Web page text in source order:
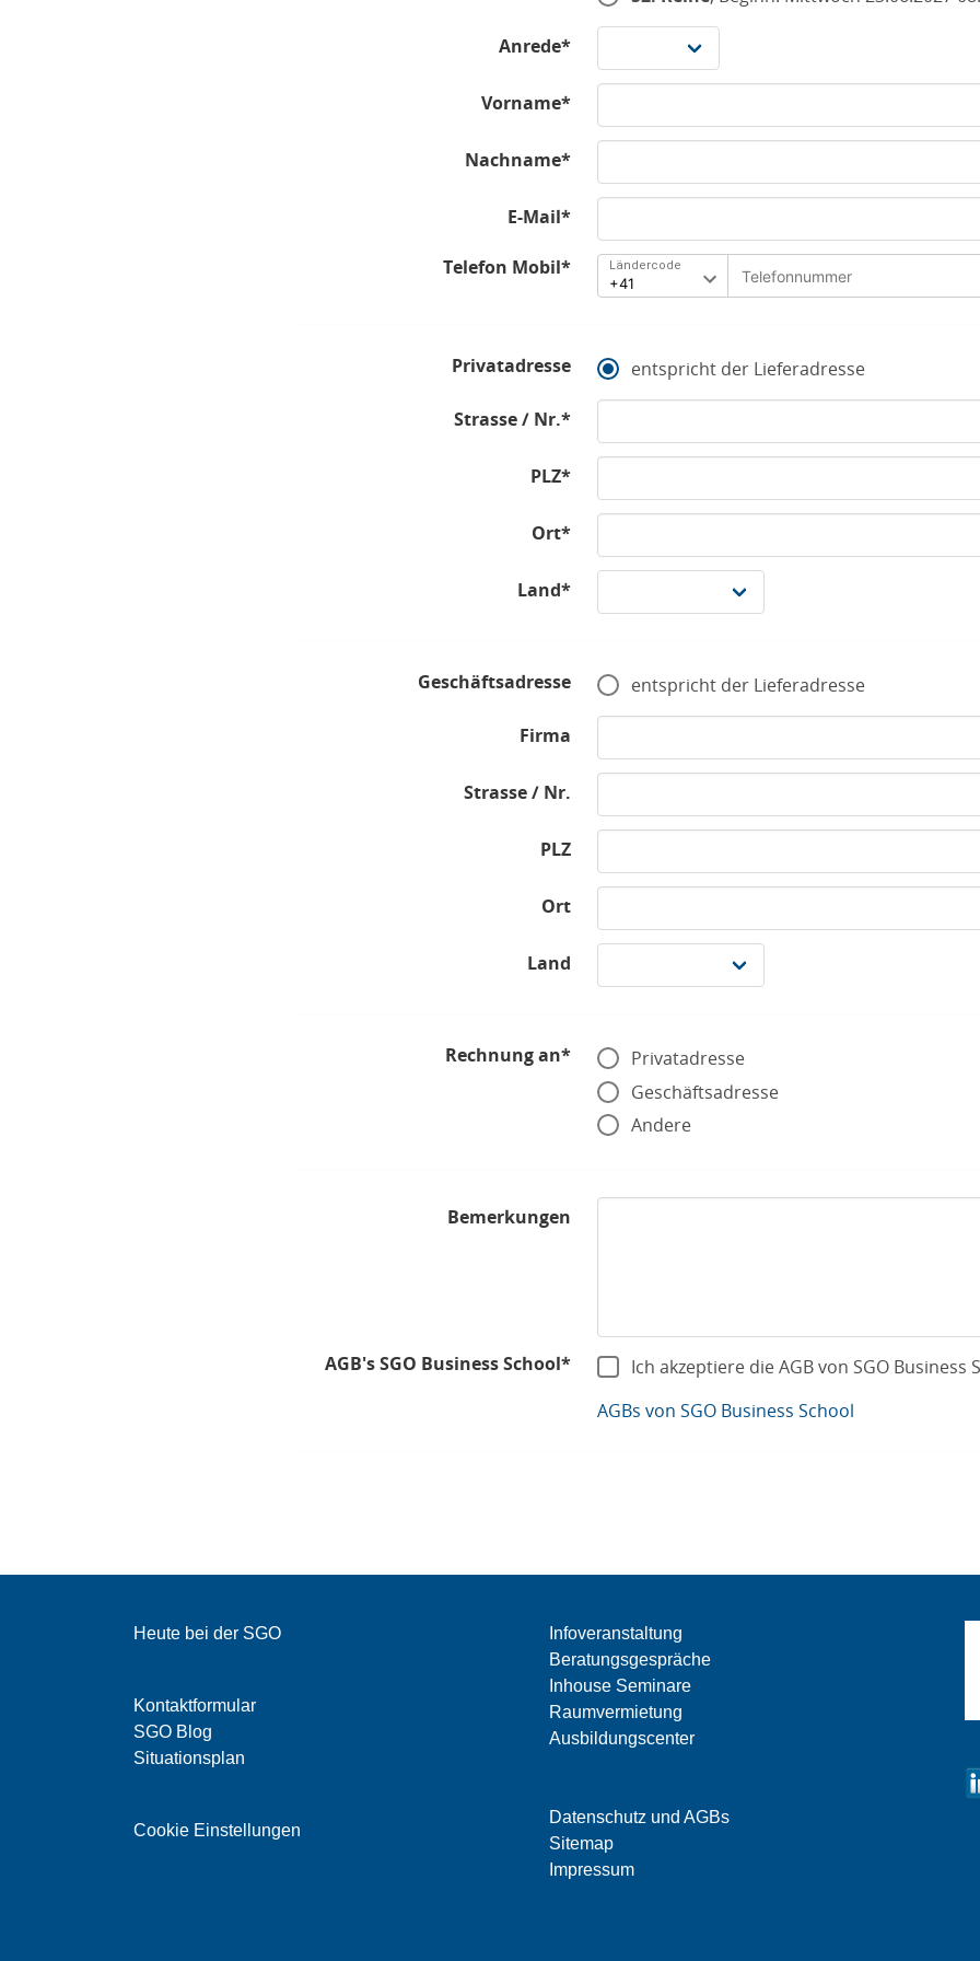
Anrede*
Vorname*
Nachname*
E-Mail*
Telefon Mobil* Ländercode
Privatadresse entspricht der Lieferadresse
Strasse / Nr.*
PLZ*
Ort*
Land*
Geschäftsadresse entspricht der Lieferadresse
Firma
Strasse / Nr.
PLZ
Ort
Land
Rechnung an*
Privatadresse
Geschäftsadresse
Andere
Bemerkungen
AGB's SGO Business School*
Ich akzeptiere die AGB von SGO Business
AGBs von SGO Business School
Heute bei der SGO
Kontaktformular
SGO Blog
Situationsplan
Cookie Einstellungen
Infoveranstaltung
Beratungsgespräche
Inhouse Seminare
Raumvermietung
Ausbildungscenter
Datenschutz und AGBs
Sitemap
Impressum